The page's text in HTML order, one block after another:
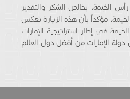
الخيمة، بخالص الشكر والتقدير
مؤكداً بأن هذه الزيارة تعكس
في إطار استراتيجية الإمارات
الإمارات من أفضل دول العالم